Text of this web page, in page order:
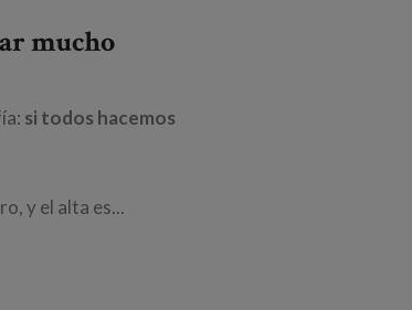
mucho
si todos hacemos
y el alta es...